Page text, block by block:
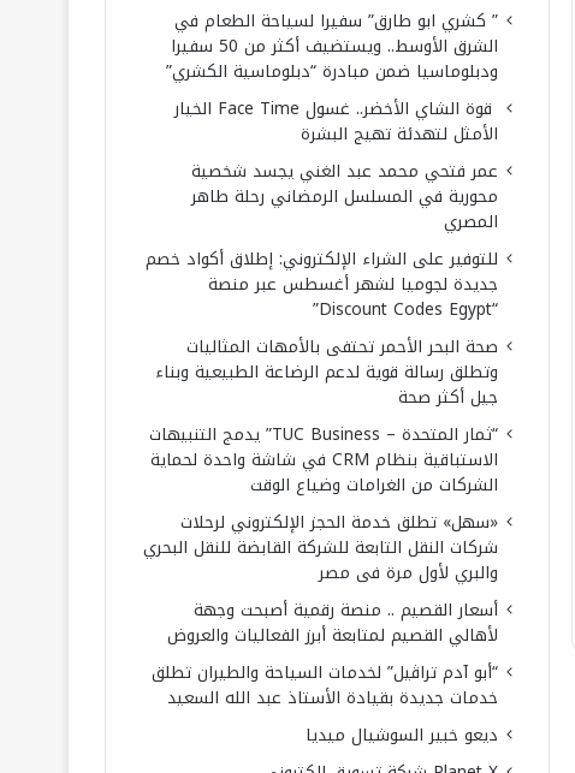
” كشري ابو طارق” سفيرا لسياحة الطعام في
الشرق الأوسط.. ويستضيف أكثر من 50 سفيرا
ودبلوماسيا ضمن مبادرة “دبلوماسية الكشري”
قوة الشاي الأخضر.. غسول Face Time الخيار
الأمثل لتهدئة تهيج البشرة
عمر فتحي محمد عبد الغني يجسد شخصية
محورية في المسلسل الرمضاني رحلة طاهر
المصري
للتوفير على الشراء الإلكتروني: إطلاق أكواد خصم
جديدة لجوميا لشهر أغسطس عبر منصة
“Discount Codes Egypt”
صحة البحر الأحمر تحتفى بالأمهات المثاليات
وتطلق رسالة قوية لدعم الرضاعة الطبيعية وبناء
جيل أكثر صحة
“ثمار المتحدة – TUC Business” يدمج التنبيهات
الاستباقية بنظام CRM في شاشة واحدة لحماية
الشركات من الغرامات وضياع الوقت
«سهل» تطلق خدمة الحجز الإلكتروني لرحلات
شركات النقل التابعة للشركة القابضة للنقل البحري
والبري لأول مرة فى مصر
أسعار القصيم .. منصة رقمية أصبحت وجهة
لأهالي القصيم لمتابعة أبرز الفعاليات والعروض
“أبو آدم تراڤيل” لخدمات السياحة والطيران تطلق
خدمات جديدة بقيادة الأستاذ عبد الله السعيد
ديعو خبير السوشيال ميديا